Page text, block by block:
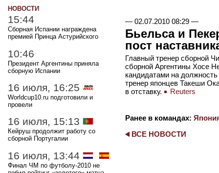
— 02.07.2010 08:29—
Бьельса и
пост
Главный тренер сборной
сборной Аргентины Хосе
кандидатами на
тренер японцев Такеши
в отставку.
Reuters
Ранее в командах:
ВСЕ НОВОСТИ
НОВОСТИ
15:44
Сборная Испании награждена
премией Принца Астурийского
10:46
Президент Аргентины приняла
сборную Испании
16 июля, 16:25
Worldcup10.ru подготовили и
провели
16 июля, 15:13
Кейруш продолжит работу со
сборной Португалии
16 июля, 13:44
Финал ЧМ по футболу-2010 не